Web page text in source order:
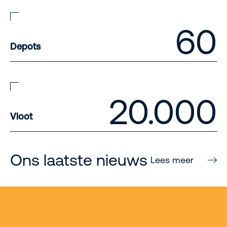
Depots 60
Vloot 20.000
Ons laatste nieuws Lees meer